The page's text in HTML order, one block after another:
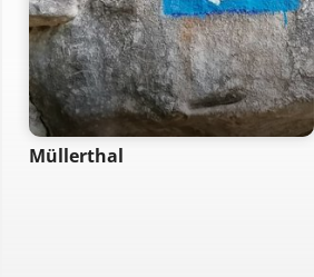
Müllerthal